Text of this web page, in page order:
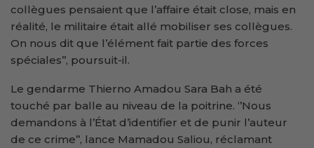
collègues pensaient que l’affaire était close, mais en
réalité, le militaire était allé mobiliser ses collègues.
On nous dit que l’élément fait partie des forces
spéciales’’, poursuit-il.
Le gendarme Thierno Amadou Sara Bah a été
touché par balle au niveau de la poitrine. ‘’Nous
demandons à l’État d’identifier et de punir l’auteur
de ce crime’’, lance Mamadou Saliou, réclamant